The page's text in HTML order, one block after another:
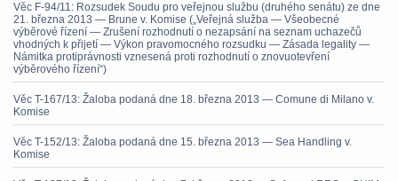
Věc F-94/11: Rozsudek Soudu pro veřejnou službu (druhého senátu) ze dne
21. března 2013 — Brune v. Komise („Veřejná služba — Všeobecné
výběrové řízení — Zrušení rozhodnutí o nezapsání na seznam uchazečů
vhodných k přijetí — Výkon pravomocného rozsudku — Zásada legality —
Námitka protiprávnosti vznesená proti rozhodnutí o znovuotevření
výběrového řízení“)
Věc T-167/13: Žaloba podaná dne 18. března 2013 — Comune di Milano v.
Komise
Věc T-152/13: Žaloba podaná dne 15. března 2013 — Sea Handling v.
Komise